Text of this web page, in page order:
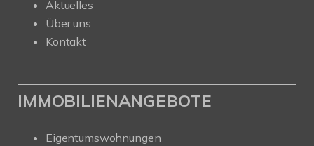
Aktuelles
Über uns
Kontakt
IMMOBILIENANGEBOTE
Eigentumswohnungen